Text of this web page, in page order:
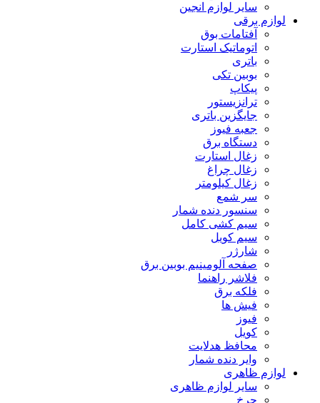
سایر لوازم انجین
لوازم برقی
آفتامات بوق
اتوماتیک استارت
باتری
بوبین تکی
پیکاپ
ترانزیستور
جایگزین باتری
جعبه فیوز
دستگاه برق
زغال استارت
زغال چراغ
زغال کیلومتر
سر شمع
سنسور دنده شمار
سیم کشی کامل
سیم کویل
شارژر
صفحه آلومینیم بوبین برق
فلاشر راهنما
فلکه برق
فیش ها
فیوز
کویل
محافظ هدلایت
وایر دنده شمار
لوازم ظاهری
سایر لوازم ظاهری
چرخ